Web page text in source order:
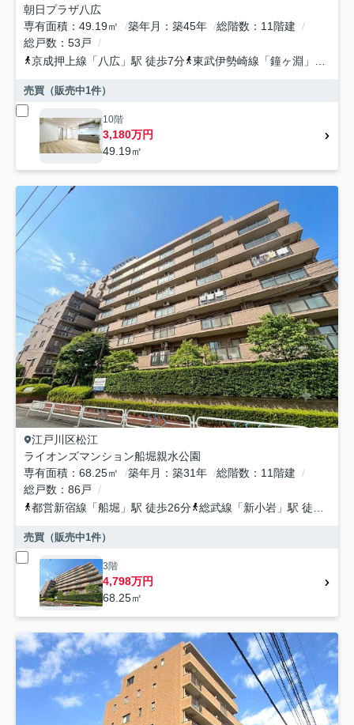
朝日プラザ八広
専有面積
49.19㎡ 築年月 築45年 総階数
11階建
総戸数
53戸
京成押上線 「 八広 」駅 徒歩7分 東武伊勢崎線 「鐘ヶ淵 」駅 徒歩12分
売買（販売中1件）
10階
3,180万円
49.19㎡
江戸川区松江
ライオンズマンション船堀親水公園
専有面積
68.25㎡ 築年月 築31年 総階数
11階建
総戸数
86戸
都営新宿線 「船堀 」駅 徒歩26分 総武線 「新小岩 」駅 徒歩29分
売買（販売中1件）
3階
4,798万円
68.25㎡